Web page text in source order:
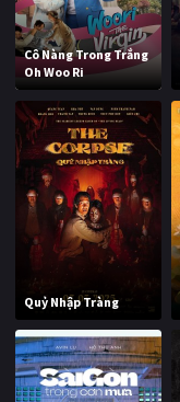
Cô Nàng Trong Trắng
Oh Woo Ri
Quỷ Nhập Tràng